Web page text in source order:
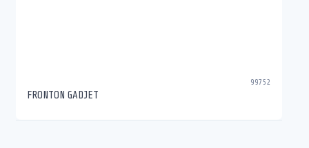
99752
FRONTON GADJET